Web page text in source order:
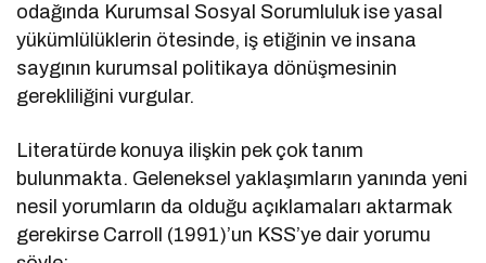
odağında Kurumsal Sosyal Sorumluluk ise yasal
yükümlülüklerin ötesinde, iş etiğinin ve insana
saygının kurumsal politikaya dönüşmesinin
gerekliliğini vurgular.
Literatürde konuya ilişkin pek çok tanım
bulunmakta. Geleneksel yaklaşımların yanında yeni
nesil yorumların da olduğu açıklamaları aktarmak
gerekirse Carroll (1991)’un KSS’ye dair yorumu